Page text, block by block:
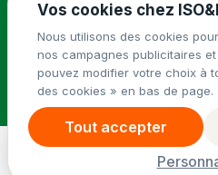
© 2026 ISO&FACE ·
Groupe Isovalie
Menu Demander un devis
Vos cookies chez
Nous utilisons des cookies
nos campagnes publicitaires
pouvez modifier votre choix à
des cookies » en bas de page.
Tout accepter